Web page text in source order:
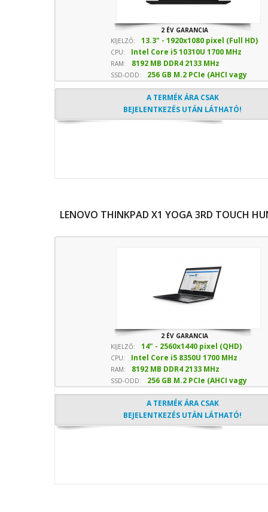
2 ÉV GARANCIA
KIJELZŐ:
13.3" - 1920x1080 pixel (Full HD)
CPU:
Intel Core i5 10310U 1700 MHz
sebesség
RAM: 8192 MB DDR4 2133 MHz
SSD-ODD:
256 GB M.2 PCIe (AHCI vagy
NVMe) SSD- Optika nélkül
A TERMÉK ÁRA CSAK
BEJELENTKEZÉS UTÁN LÁTHATÓ!
LENOVO THINKPAD X1 YOGA 3RD TOUCH
2 ÉV GARANCIA
KIJELZŐ:
14" - 2560x1440 pixel (QHD)
CPU:
Intel Core i5 8350U 1700 MHz
sebesség
RAM: 8192 MB DDR4 2133 MHz
SSD-ODD:
256 GB M.2 PCIe (AHCI vagy
NVMe) SSD- Optika nélkül
A TERMÉK ÁRA CSAK
BEJELENTKEZÉS UTÁN LÁTHATÓ!